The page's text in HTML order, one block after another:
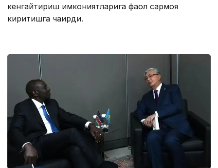
кенгайтириш имкониятларига фаол сармоя
киритишга чақирди.